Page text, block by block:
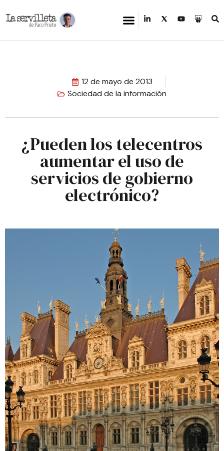
12 de mayo de 2013
Sociedad de la información
¿Pueden los telecentros
aumentar el uso de
servicios de gobierno
electrónico?